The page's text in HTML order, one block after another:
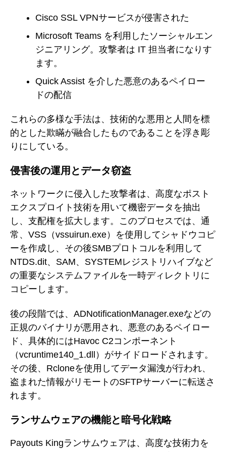
Cisco SSL VPNサービスが侵害された
Microsoft Teams を利用したソーシャルエン
ジニアリング。攻撃者は IT 担当者になりす
ます。
Quick Assist を介した悪意のあるペイロー
ドの配信
これらの多様な手法は、技術的な悪用と人間を標
的とした欺瞞が融合したものであることを浮き彫
りにしている。
侵害後の運用とデータ窃盗
ネットワークに侵入した攻撃者は、高度なポスト
エクスプロイト技術を用いて機密データを抽出
し、支配権を拡大します。このプロセスでは、通
常、VSS（vssuirun.exe）を使用してシャドウコピ
ーを作成し、その後SMBプロトコルを利用して
NTDS.dit、SAM、SYSTEMレジストリハイブなど
の重要なシステムファイルを一時ディレクトリに
コピーします。
後の段階では、ADNotificationManager.exeなどの
正規のバイナリが悪用され、悪意のあるペイロー
ド、具体的にはHavoc C2コンポーネント
（vcruntime140_1.dll）がサイドロードされます。
その後、Rcloneを使用してデータ漏洩が行われ、
盗まれた情報がリモートのSFTPサーバーに転送さ
れます。
ランサムウェアの機能と暗号化戦略
Payouts Kingランサムウェアは、高度な技術力を